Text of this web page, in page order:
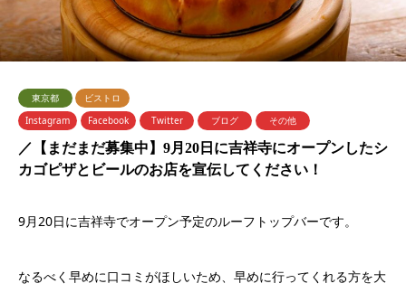
東京都
ビストロ
Instagram
Facebook Twitter ブログ その他
／【まだまだ募集中】9月20日に吉祥寺にオープンしたシ
カゴピザとビールのお店を宣伝してください！
9月20日に吉祥寺でオープン予定のルーフトップバーです。
なるべく早めに口コミがほしいため、早めに行ってくれる方を大